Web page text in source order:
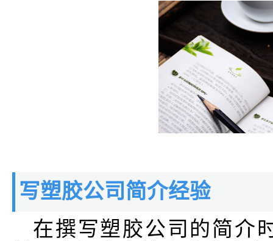
写塑胶公司简介经验
在撰写塑胶公司的简介